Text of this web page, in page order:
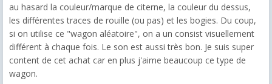
au hasard la couleur/marque de citerne, la couleur du dessus,
les différentes traces de rouille (ou pas) et les bogies. Du coup,
si on utilise ce "wagon aléatoire", on a un consist visuellement
différent à chaque fois. Le son est aussi très bon. Je suis super
content de cet achat car en plus j'aime beaucoup ce type de
wagon.